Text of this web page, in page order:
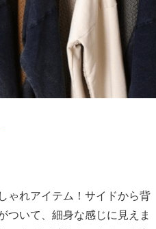
ゃれアイテム！サイドから背
ついて、細身な感じに見えま